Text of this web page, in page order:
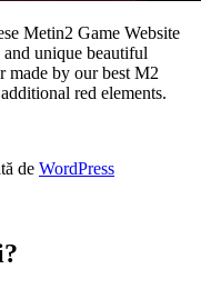
Metin2 Game Website
unique beautiful
made by our best M2
red elements.
de WordPress